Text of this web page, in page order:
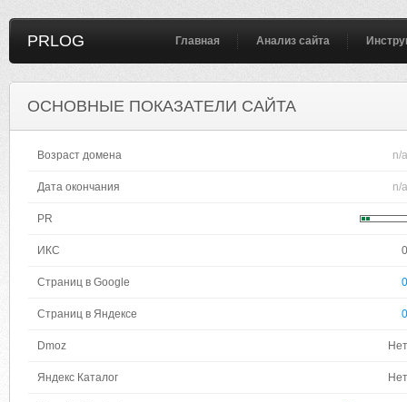
PRLOG Главная Анализ сайта
ОСНОВНЫЕ ПОКАЗАТЕЛИ САЙТА
Возраст домена n/a
Дата окончания n/a
PR
ИКС 0
Страниц в Google 0
Страниц в Яндексе 0
Dmoz Нет
Яндекс Каталог Нет